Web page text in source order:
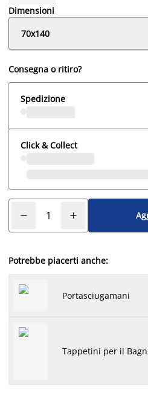
Dimensioni
70x140
Consegna o ritiro?
Spedizione
Click & Collect
Potrebbe piacerti anche:
Portasciugamani
Tappetini per il